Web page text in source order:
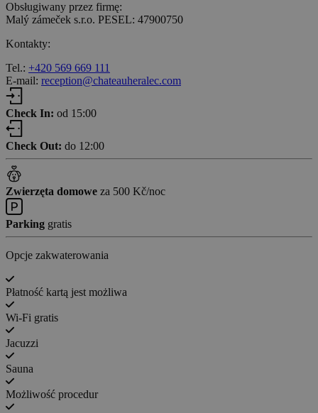
Obsługiwany przez firmę:
Malý zámeček s.r.o. PESEL: 47900750
Kontakty:
Tel.: +420 569 669 111
E-mail: reception@chateauheralec.com
Check In: od 15:00
Check Out: do 12:00
Zwierzęta domowe za 500 Kč/noc
Parking gratis
Opcje zakwaterowania
Płatność kartą jest możliwa
Wi-Fi gratis
Jacuzzi
Sauna
Możliwość procedur